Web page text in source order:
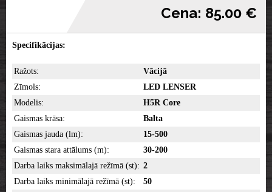
Cena: 85.00 €
Specifikācijas:
Ražots:
Vācijā
Zīmols:
LED LENSER
Modelis:
H5R Core
Gaismas krāsa:
Balta
Gaismas jauda (lm):
15-500
Gaismas stara attālums (m):
30-200
Darba laiks maksimālajā režīmā (st): 2
Darba laiks minimālajā režīmā (st):
50